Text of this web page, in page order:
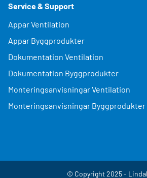
Service & Support
Appar Ventilation
Appar Byggprodukter
Dokumentation Ventilation
Dokumentation Byggprodukter
Monteringsanvisningar Ventilation
Monteringsanvisningar Byggprodukter
© Copyright 2025 -